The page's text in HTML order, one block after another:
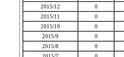
2015/12
0
2015/11
0
2015/10
0
2015/9
0
2015/8
0